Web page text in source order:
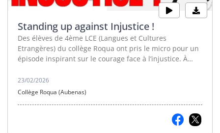
Standing up against Injustice !
Des élèves de 4ème LCE (Langues et Cultures
Etrangères) du collège Roqua ont pris le micro pour un
épisode inspirant sur le courage face à l’injustice. À
comment des jeunes ont changé l’histoire.
23/02/2026
Collège Roqua (Aubenas)